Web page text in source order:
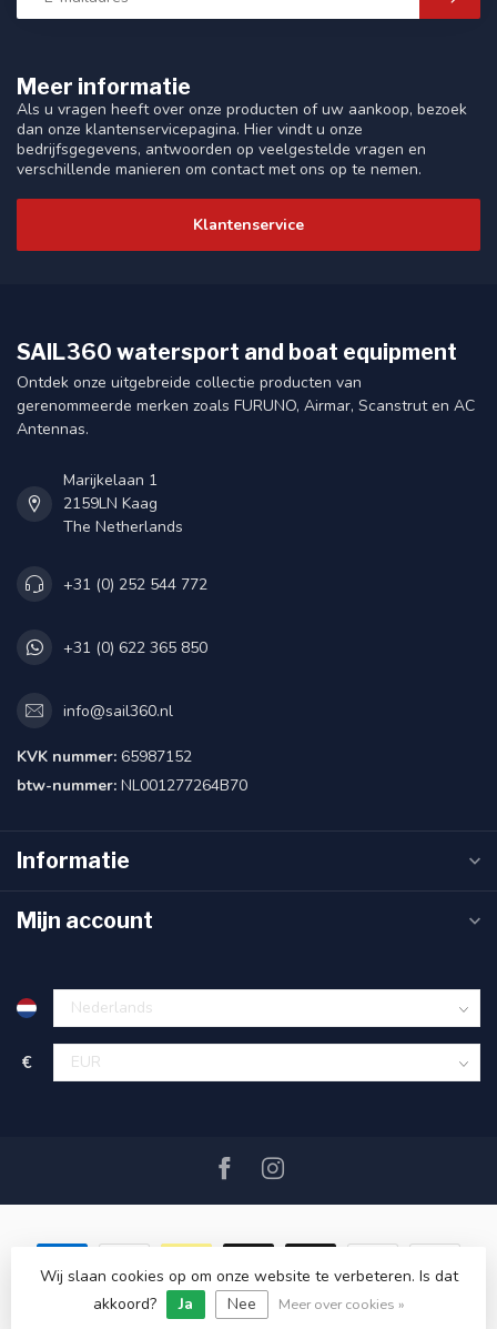
Meer informatie
Als u vragen heeft over onze producten of uw aankoop, bezoek
dan onze klantenservicepagina. Hier vindt u onze
bedrijfsgegevens, antwoorden op veelgestelde vragen en
verschillende manieren om contact met ons op te nemen.
Klantenservice
SAIL360 watersport and boat equipment
Ontdek onze uitgebreide collectie producten van
gerenommeerde merken zoals FURUNO, Airmar, Scanstrut en AC
Antennas.
Marijkelaan 1
2159LN Kaag
The Netherlands
+31 (0) 252 544 772
+31 (0) 622 365 850
info@sail360.nl
KVK nummer: 65987152
btw-nummer: NL001277264B70
Informatie
Mijn account
€
© Copyright 2026 SAIL360 watersport and boat equipment
Wij slaan cookies op om onze website te verbeteren. Is dat
akkoord?
Ja Nee Meer over cookies »